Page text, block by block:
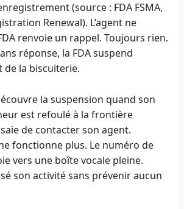
(source : FDA FSMA,
Renewal). L’agent ne
renvoie un rappel. Toujours rien.
réponse, la FDA suspend
de la biscuiterie.
la suspension quand son
est refoulé à la frontière
de contacter son agent.
fonctionne plus. Le numéro de
vers une boîte vocale pleine.
son activité sans prévenir aucun